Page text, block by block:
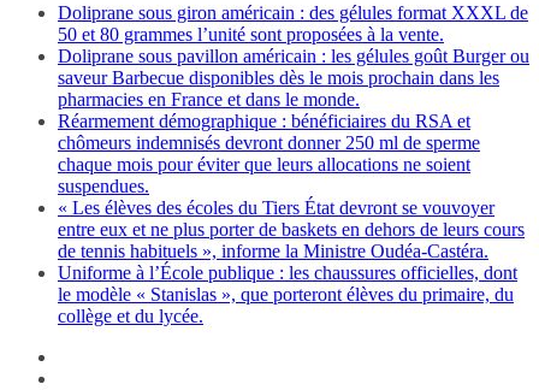
Doliprane sous giron américain : des gélules format XXXL de
50 et 80 grammes l’unité sont proposées à la vente.
Doliprane sous pavillon américain : les gélules goût Burger ou
saveur Barbecue disponibles dès le mois prochain dans les
pharmacies en France et dans le monde.
Réarmement démographique : bénéficiaires du RSA et
chômeurs indemnisés devront donner 250 ml de sperme
chaque mois pour éviter que leurs allocations ne soient
suspendues.
« Les élèves des écoles du Tiers État devront se vouvoyer
entre eux et ne plus porter de baskets en dehors de leurs cours
de tennis habituels », informe la Ministre Oudéa-Castéra.
Uniforme à l’École publique : les chaussures officielles, dont
le modèle « Stanislas », que porteront élèves du primaire, du
collège et du lycée.